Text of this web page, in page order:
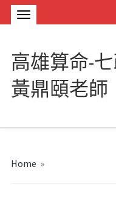
高雄算命-
黃鼎頤老師
Home »